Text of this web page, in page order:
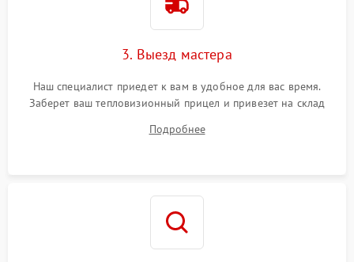
3. Выезд мастера
Наш специалист приедет к вам в удобное для вас время.
Заберет ваш тепловизионный прицел и привезет на склад
Подробнее